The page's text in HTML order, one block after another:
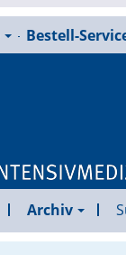
Bestell-
Archiv